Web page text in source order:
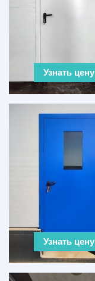
Узнать цену
Узнать цену